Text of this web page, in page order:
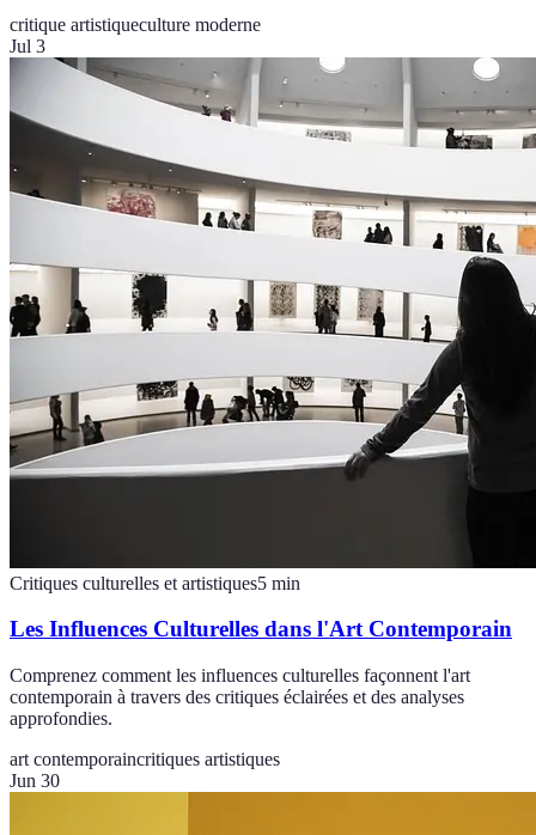
critique artistiqueculture moderne
Jul 3
Critiques culturelles et artistiques5 min
Les Influences Culturelles dans l'Art Contemporain
Comprenez comment les influences culturelles façonnent l'art
contemporain à travers des critiques éclairées et des analyses
approfondies.
art contemporaincritiques artistiques
Jun 30